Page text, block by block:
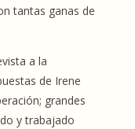
tantas ganas de
a la
de Irene
grandes
y trabajado